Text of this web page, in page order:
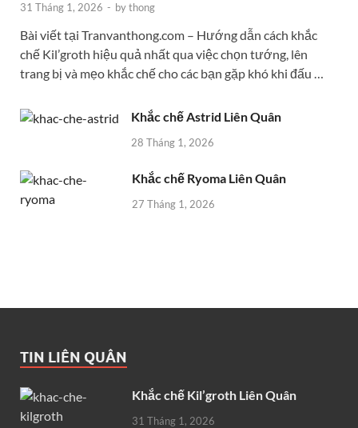
31 Tháng 1, 2026 - bythong
Bài viết tại Tranvanthong.com – Hướng dẫn cách khắc
chế Kil’groth hiệu quả nhất qua việc chọn tướng, lên
trang bị và mẹo khắc chế cho các bạn gặp khó khi đấu …
Khắc chế Astrid Liên Quân
28 Tháng 1, 2026
Khắc chế Ryoma Liên Quân
27 Tháng 1, 2026
TIN LIÊN QUÂN
Khắc chế Kil’groth Liên Quân
31 Tháng 1, 2026